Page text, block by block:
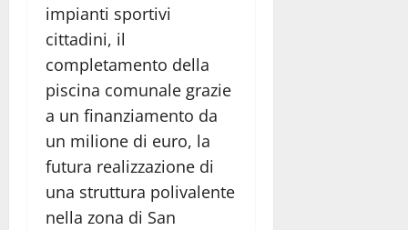
impianti sportivi
cittadini, il
completamento della
piscina comunale grazie
a un finanziamento da
un milione di euro, la
futura realizzazione di
una struttura polivalente
nella zona di San